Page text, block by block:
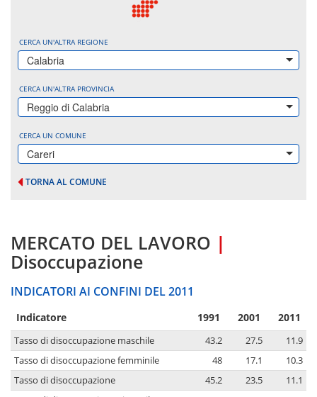
CERCA UN'ALTRA REGIONE
Calabria
CERCA UN'ALTRA PROVINCIA
Reggio di Calabria
CERCA UN COMUNE
Careri
TORNA AL COMUNE
MERCATO DEL LAVORO |
Disoccupazione
INDICATORI AI CONFINI DEL 2011
Indicatore 1991 2001 2011
Tasso di disoccupazione maschile 43.2 27.5
11.9
Tasso di disoccupazione femminile
48 17.1
10.3
Tasso di disoccupazione
45.2 23.5
11.1